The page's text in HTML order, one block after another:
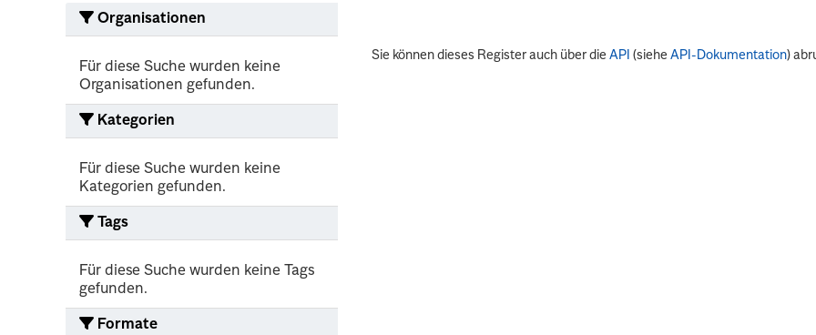
Organisationen
Für diese Suche wurden keine
Organisationen gefunden.
Kategorien
Für diese Suche wurden keine
Kategorien gefunden.
Tags
Für diese Suche wurden keine Tags
gefunden.
Formate
Sie können dieses Register auch über dieAPI (sieheAPI-Dokumentation)